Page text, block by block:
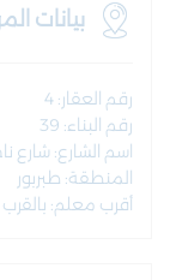
بيانات
رقم العقار: 4
رقم البناء: 39
اسم الشارع: شارع
المنطقة: طبربور
أقرب معلم: